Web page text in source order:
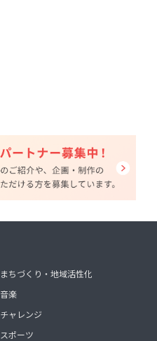
まちづくり・地域活性化
音楽
チャレンジ
スポーツ